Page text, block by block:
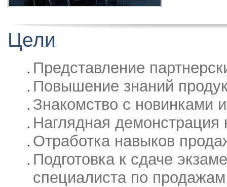
Цели
Представление
Повышение знаний
Знакомство с новинками
Наглядная
Отработка навыков
Подготовка к сдаче
специалиста по продажам